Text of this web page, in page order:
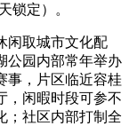
锁定）。
取城市文化配
公园内部常年举办
事，片区临近容桂
，闲暇时段可参不
；社区内部打制全